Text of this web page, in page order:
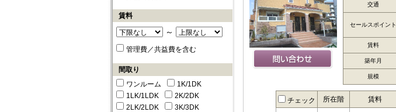
賃料
～
管理費／共益費を含む
間取り
ワンルーム
1K/1DK
1LK/1LDK
2K/2DK
2LK/2LDK
3K/3DK
交通
セールスポイント
賃料
築年月
規模
チェック 所在階 賃料